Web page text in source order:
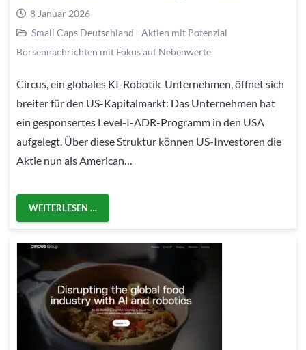
8 Januar 2026
Small Caps Deutschland - Aktien mit Potenzial
Börsennachrichten mit Fokus auf Nebenwerte
Circus, ein globales KI-Robotik-Unternehmen, öffnet sich
breiter für den US-Kapitalmarkt: Das Unternehmen hat
ein gesponsertes Level-I-ADR-Programm in den USA
aufgelegt. Über diese Struktur können US-Investoren die
Aktie nun als American…
WEITERLESEN …